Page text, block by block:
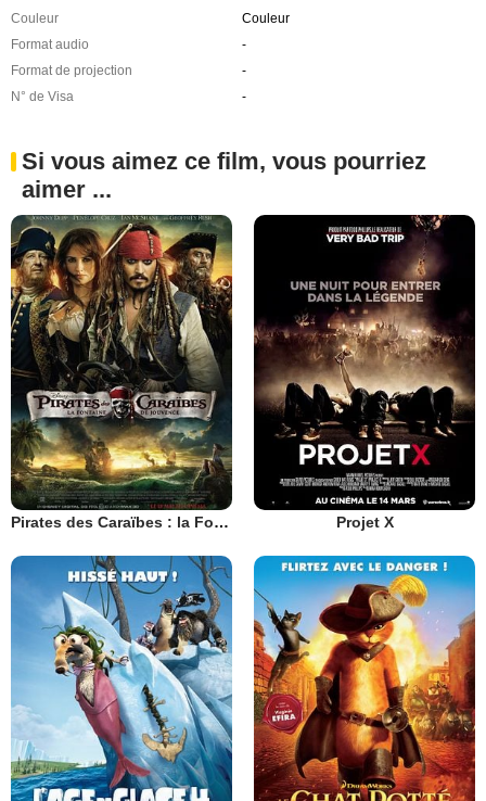
Couleur
Couleur
Format audio
-
Format de projection
-
N° de Visa
-
Si vous aimez ce film, vous pourriez
aimer ...
Pirates des Caraïbes : la Fontaine de Jouvence Projet X